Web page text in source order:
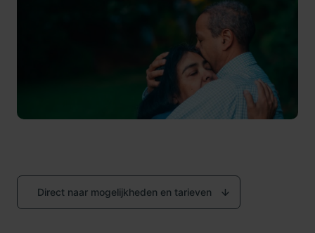
Direct naar mogelijkheden en tarieven